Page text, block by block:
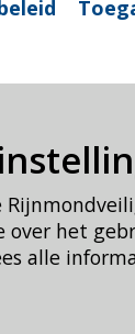
over het
alle